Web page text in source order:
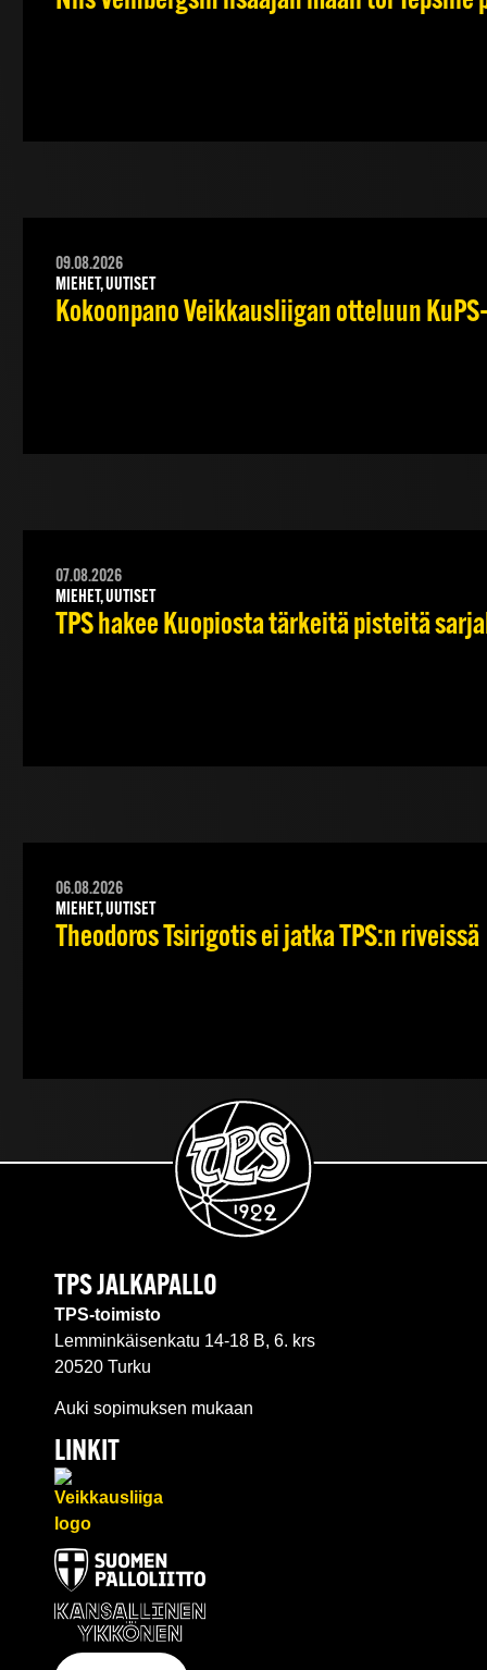
09.08.2026
MIEHET, UUTISET
Kokoonpano Veikkausliigan otteluun
07.08.2026
MIEHET, UUTISET
TPS hakee Kuopiosta tärkeitä pisteitä
06.08.2026
MIEHET, UUTISET
Theodoros Tsirigotis ei jatka TPS:n riveissä
TPS JALKAPALLO
TPS-toimisto
Lemminkäisenkatu 14-18 B, 6. krs
20520 Turku
Auki sopimuksen mukaan
LINKIT